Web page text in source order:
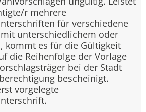
r mehrere
für verschiedene
unterschiedlichem oder
kommt es für die Gültigkeit
die Reihenfolge der Vorlage
bei der Stadt
bescheinigt.
vorgelegte